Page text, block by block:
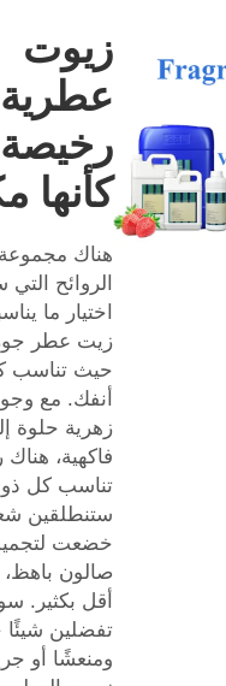
زيوت
عطرية
رخيصة
كأنها
هناك
الروائح
اختيار ما
زيت عطر جوز
حيث تناسب
أنفك. مع
زهرية حلوة
فاكهية، هناك
تناسب كل
ستنطلقين
خضعت
صالون باهظ،
أقل بكثير.
تفضلين شيئًا
ومنعشًا أو